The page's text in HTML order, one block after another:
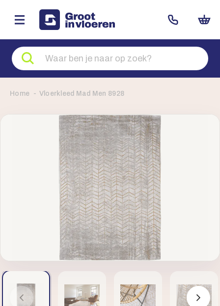
Zoeken
naar
producten
Home Vloerkleed Mad Men 8928